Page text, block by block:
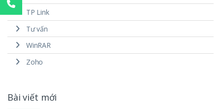
TP Link
Tư vấn
WinRAR
Zoho
Bài viết mới